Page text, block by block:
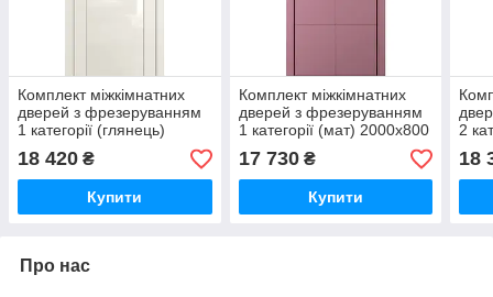
Комплект міжкімнатних
дверей з фрезеруванням
1 категорії (глянець)
2000х600
18 420 ₴
Купити
Комплект міжкімнатних
дверей з фрезеруванням
1 категорії (мат) 2000х800
17 730₴
Купити
2
18
Про нас